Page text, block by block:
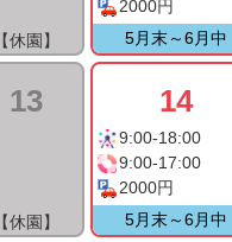
【休園】
2000円
5月末～6月中
13
【休園】
14
9:00-18:00
9:00-17:00
2000円
5月末～6月中